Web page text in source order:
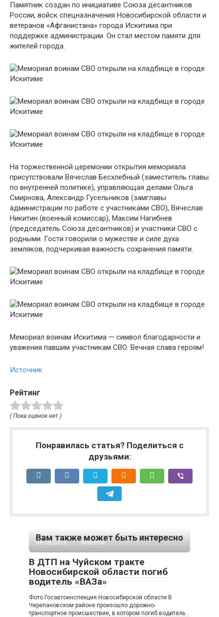
Памятник создан по инициативе Союза десантников
России, войск спецназначения Новосибирской области и
ветеранов «Афганистана» города Искитима при
поддержке администрации. Он стал местом памяти для
жителей города.
На торжественной церемонии открытия мемориала
присутствовали Вячеслав Бесхлебный (заместитель главы
по внутренней политике), управляющая делами Ольга
Смирнова, Александр Гусельников (замглавы
администрации по работе с участниками СВО), Вячеслав
Никитин (военный комиссар), Максим Нагибнев
(председатель Союза десантников) и участники СВО с
родными. Гости говорили о мужестве и силе духа
земляков, подчеркивая важность сохранения памяти.
Мемориал воинам Искитима — символ благодарности и
уважения павшим участникам СВО. Вечная слава героям!
Источник
Рейтинг
( Пока оценок нет )
Понравилась статья? Поделиться с
друзьями:
Вам также может быть интересно
06.08.2026 Новости
В ДТП на Чуйском тракте
Новосибирской области погиб
водитель «ВАЗа»
Фото Госавтоинспекция Новосибирской области В
Черепановском районе произошло дорожно-
транспортное происшествие, в котором погиб водитель